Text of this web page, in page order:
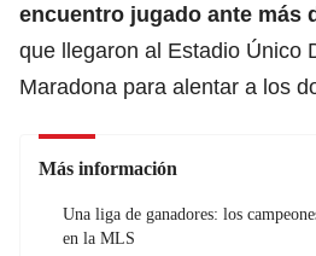
encuentro jugado ante más
que llegaron al Estadio Único
Maradona para alentar a los
Más información
Una liga de ganadores: los
en la MLS